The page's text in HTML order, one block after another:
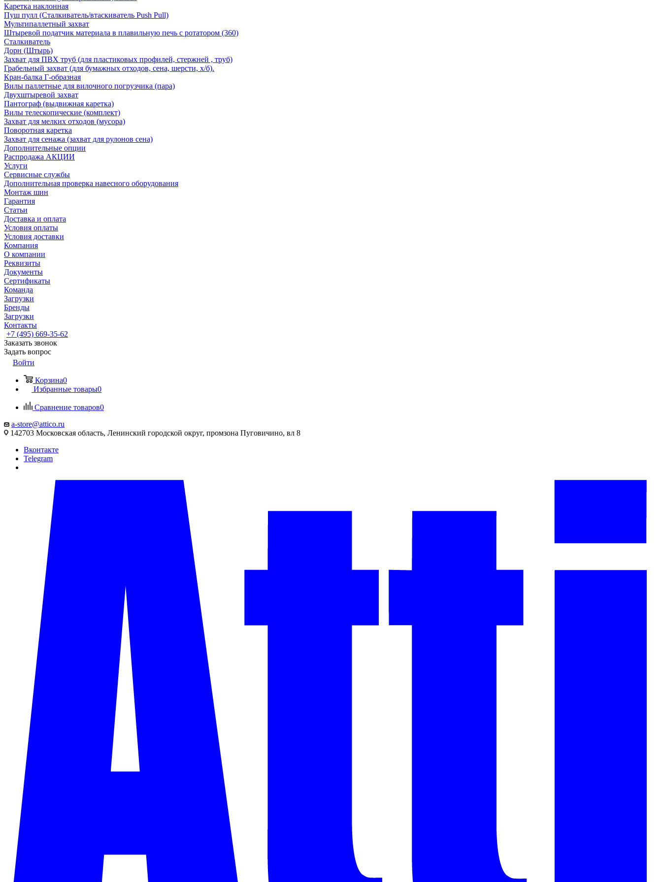
Каретка наклонная
Пуш пулл (Сталкиватель/втаскиватель Push Pull)
Мультипаллетный захват
Штыревой податчик материала в плавильную печь с ротатором (360)
Сталкиватель
Дорн (Штырь)
Захват для ПВХ труб (для пластиковых профилей, стержней , труб)
Грабельный захват (для бумажных отходов, сена, шерсти, х/б).
Кран-балка Г-образная
Вилы паллетные для вилочного погрузчика (пара)
Двухштыревой захват
Пантограф (выдвижная каретка)
Вилы телескопические (комплект)
Захват для мелких отходов (мусора)
Поворотная каретка
Захват для сенажа (захват для рулонов сена)
Дополнительные опции
Распродажа АКЦИИ
Услуги
Сервисные службы
Дополнительная проверка навесного оборудования
Монтаж шин
Гарантия
Статьи
Доставка и оплата
Условия оплаты
Условия доставки
Компания
О компании
Реквизиты
Документы
Сертификаты
Команда
Загрузки
Бренды
Загрузки
Контакты
+7 (495) 669-35-62
Заказать звонок
Задать вопрос
Войти
Корзина0
Избранные товары0
Сравнение товаров0
a-store@attico.ru
142703 Московская область, Ленинский городской округ, промзона Пуговичино, вл 8
Вконтакте
Telegram